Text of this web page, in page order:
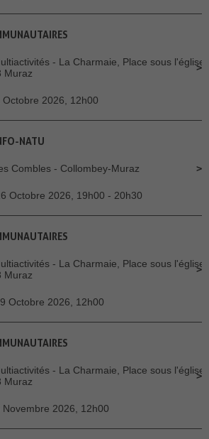
- La Charmaie, Place sous l'église
Muraz
Octobre 2026, 12h00
NATU
Combles - Collombey-Muraz
Octobre 2026, 19h00 - 20h30
- La Charmaie, Place sous l'église
Muraz
Octobre 2026, 12h00
- La Charmaie, Place sous l'église
Muraz
Novembre 2026, 12h00